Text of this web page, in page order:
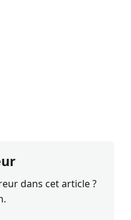
dans cet article ?